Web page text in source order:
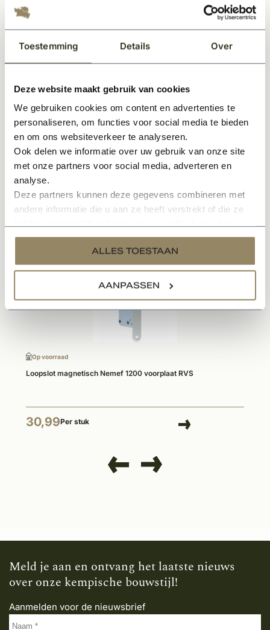
Toestemming Details Over
Deze website maakt gebruik van cookies
We gebruiken cookies om content en advertenties te
personaliseren, om functies voor social media te bieden
en om ons websiteverkeer te analyseren.
Ook delen we informatie over uw gebruik van onze site
met onze partners voor social media, adverteren en
analyse.
Deze partners kunnen deze gegevens combineren met
andere informatie die u aan ze heeft verstrekt of die ze
services.
ALLES TOESTAAN
AANPASSEN
Voorplaat afgerond wit 174 x 20 x 2,5 mm
Afstand kruk- cilindergat / pc maat 55mm
Inclusief sluitplaat
Let op:
Elke binnendeur is standaard voorzien van een slotgat
maar niet van gaten voor een deurkruk, wc garnituur of
een sleutelgat. De slotgat maat bepaald of het slottype
past.
Gerelateerde producten
Op voorraad
Loopslot magnetisch Nemef 1200 voorplaat RVS
30,99Per stuk
Meld je aan en ontvang het laatste nieuws
over onze kempische bouwstijl!
Aanmelden voor de nieuwsbrief